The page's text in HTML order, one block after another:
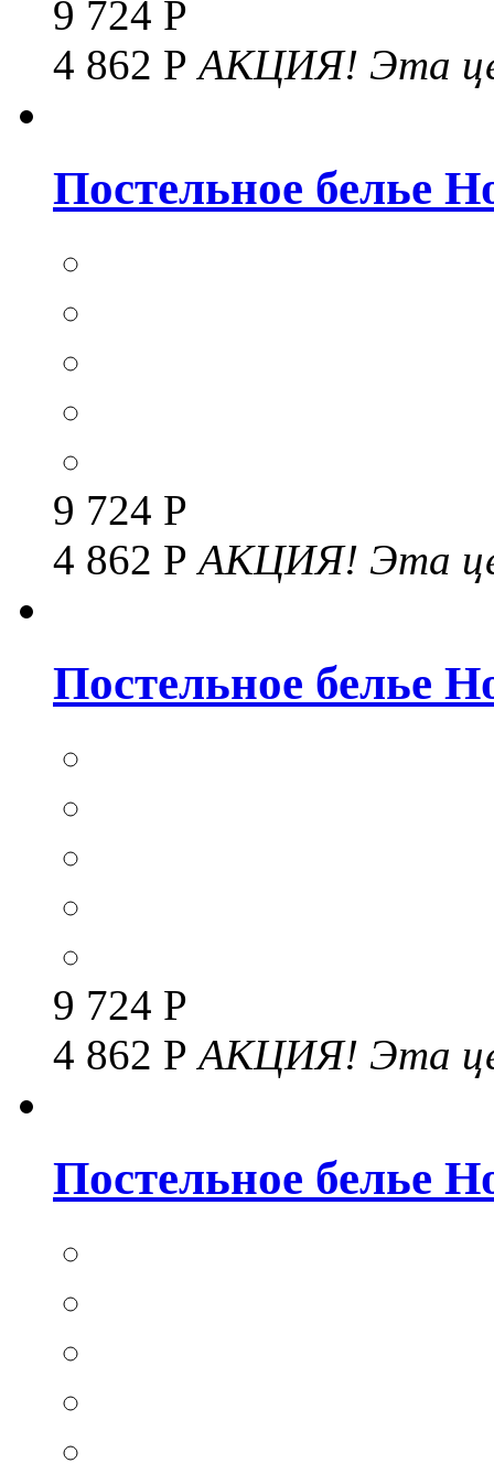
9 724 Р
4 862 РАКЦИЯ! Эта
Постельное белье
9 724 Р
4 862 РАКЦИЯ! Эта
Постельное белье
9 724 Р
4 862 РАКЦИЯ! Эта
Постельное белье